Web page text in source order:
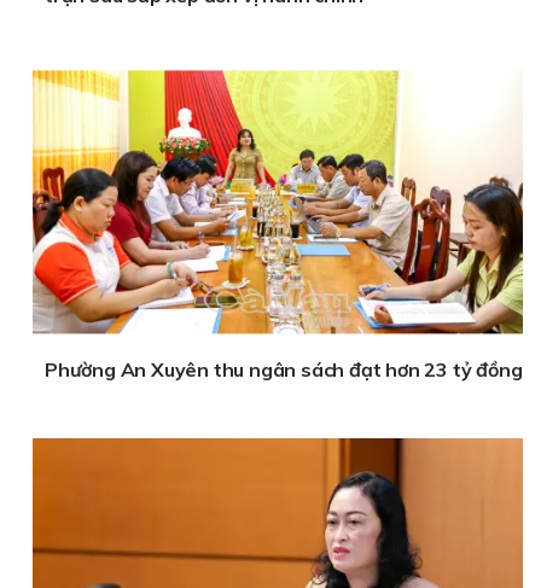
Phường An Xuyên thu ngân sách đạt hơn 23 tỷ đồng